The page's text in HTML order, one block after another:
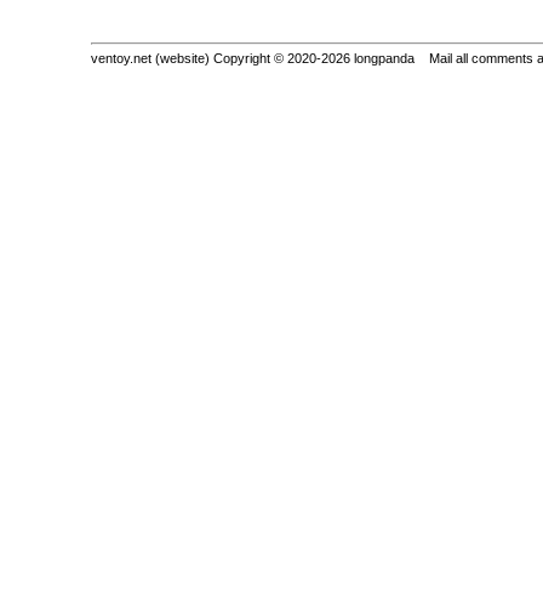
ventoy.net (website) Copyright © 2020-2026 longpanda Mail all comments